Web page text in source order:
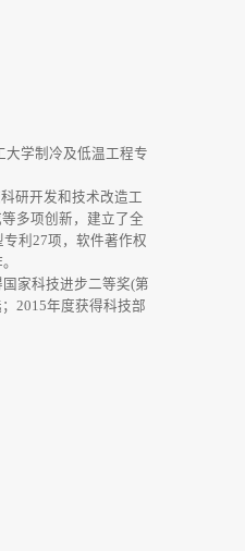
学制冷及低温工程专
研开发和技术改造工
多项创新，建立了全
利27项，软件著作权
家科技进步二等奖(第
2015年度获得科技部